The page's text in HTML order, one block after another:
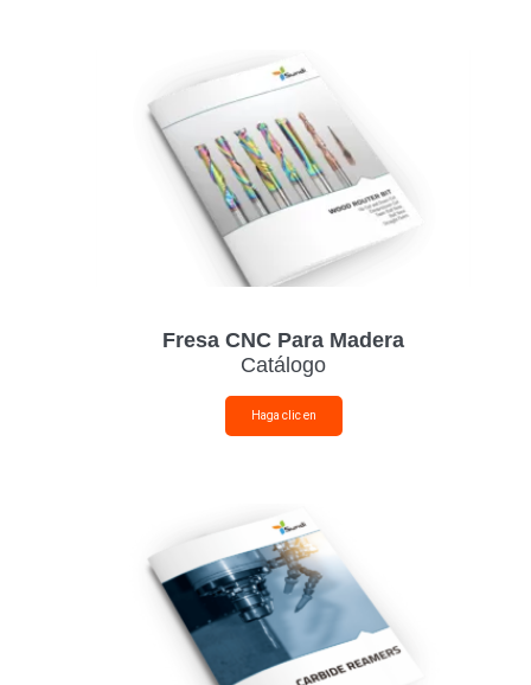
Fresa CNC Para Madera
Catálogo
Haga clic en